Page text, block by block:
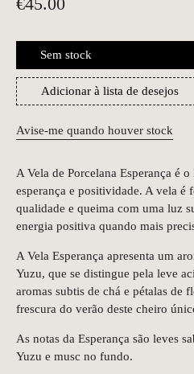
Sem stock
Adicionar à lista de desejos
Avise-me quando houver stock
A Vela de Porcelana Esperança é
esperança e positividade. A vela é
qualidade e queima com uma luz
energia positiva quando mais
A Vela Esperança apresenta um
Yuzu, que se distingue pela leve
aromas subtis de chá e pétalas de
frescura do verão deste cheiro
As notas da Esperança são leves
Yuzu e musc no fundo.